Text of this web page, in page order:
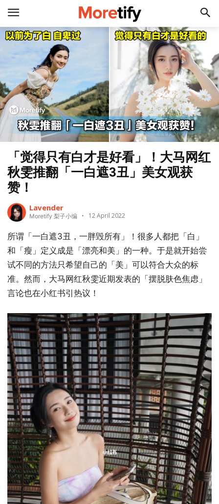
「觉得只有白才是好看」！大马网红
秋雯推翻「一白遮3丑」美女观获
赞！
Lavender
Moretify 梨子小编 12 April 2022
所谓「一白遮3丑，一胖毁所有」！很多人都把「白」
和「瘦」定义成是「漂亮和美」的一种。于是就开始尝
试不同的方法只希望自己的「美」可以符合大众的标
准。然而，大马网红秋雯近期发表的「摆脱肤色焦虑」
言论也在小红书引热议！